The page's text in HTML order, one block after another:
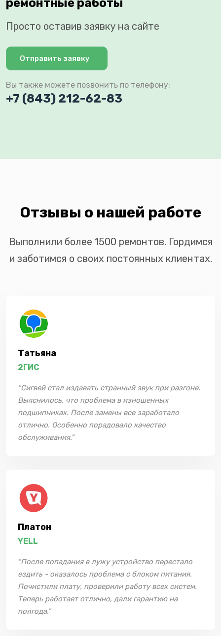
ремонтные работы
Просто оставив заявку на сайте
Отправить заявку
Вы также можете позвонить по телефону:
+7 (843) 212-62-83
Отзывы о нашей работе
Выполнили более 1500 ремонтов. Гордимся
и заботимся о своих постоянных клиентах.
Татьяна
2ГИС
"Сигвей стал издавать странный звук при разгоне.
Выяснилось, что проблема в изношенных
подшипниках. После замены все заработало
отлично. Особенно порадовало качество
обслуживания."
Платон
YELL
"После попадания в лужу устройство перестало
ездить - оказалось проблема с блоком питания.
Почистили плату, проверили работу всех систем.
Теперь работает отлично, дали гарантию на
полгода."